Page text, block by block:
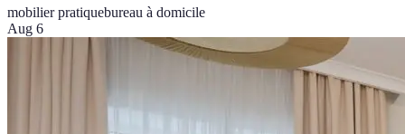
mobilier pratiquebureau à domicile
Aug 6